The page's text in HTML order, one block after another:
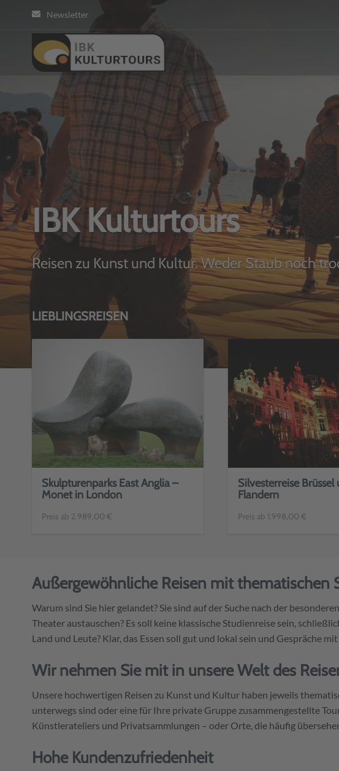
Newsletter
KULTURTOURS
IBK Kulturtours
Reisen zu Kunst und Kultur. Weder Staub noch
LIEBLINGSREISEN
Skulpturenparks East Anglia –
Monet in London
Preis ab 2.989,00 €
Silvesterreise Brüssel
Flandern
Preis ab 1.998,00 €
Außergewöhnliche Reisen mit thematischen
Warum sind Sie hier gelandet? Sie sind auf der Suche nach der
Theater austauschen? Es soll keine klassische Studienreise sein,
Land und Leute? Klar, das Essen soll gut und lokal sein und Gespräche
Wir nehmen Sie mit in unsere Welt des
Unsere hochwertigen Reisen zu Kunst und Kultur haben jeweils
unterwegs sind oder eine für Ihre private Gruppe zusammengestellte
Künstlerateliers und Privatsammlungen – oder Orte, die häufig
Hohe Kundenzufriedenheit